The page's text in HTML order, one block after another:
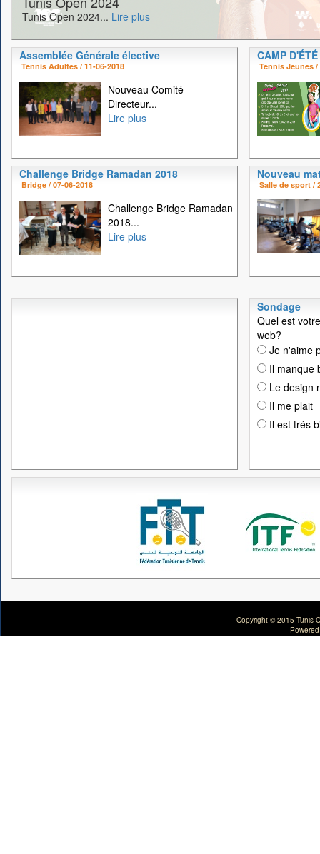
Tunis Open 2024... Lire plus
Assemblée Générale élective
Tennis Adultes / 11-06-2018
Nouveau Comité
Directeur...
Lire plus
CAMP
Tennis Jeunes /
Challenge Bridge Ramadan 2018
Bridge / 07-06-2018
Challenge Bridge Ramadan
2018...
Lire plus
Nouveau
Salle de sport /
Sondage
Quel est
web?
Je n'aime
Il manque
Le design
Il me plait
Il est trés
Copyright © 2015 Tunis